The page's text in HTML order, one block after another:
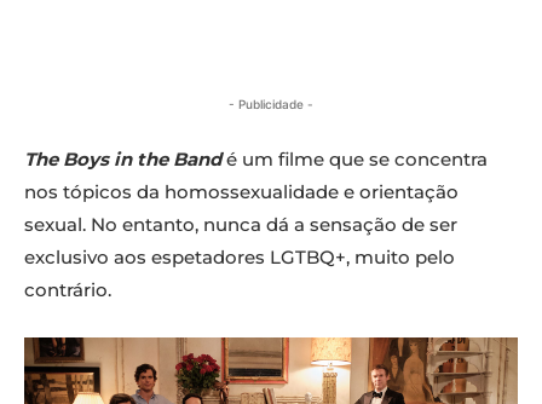
- Publicidade -
The Boys in the Bandé um filme que se concentra
nos tópicos da homossexualidade e orientação
sexual. No entanto, nunca dá a sensação de ser
exclusivo aos espetadores LGTBQ+, muito pelo
contrário.